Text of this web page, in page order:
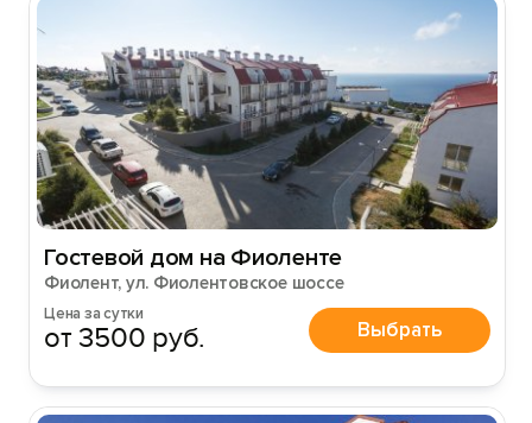
Гостевой дом на Фиоленте
Фиолент, ул. Фиолентовское шоссе
Цена за сутки
от 3500 руб. Выбрать